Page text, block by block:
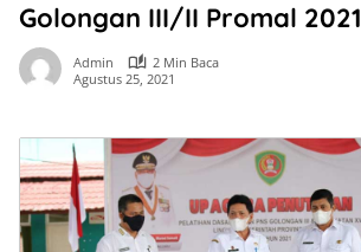
Golongan III/II Promal 2021
Admin
2 Min Baca
Agustus 25, 2021